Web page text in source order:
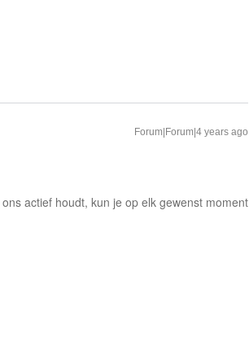
Forum|Forum|4 years ago
actief houdt, kun je op elk gewenst moment